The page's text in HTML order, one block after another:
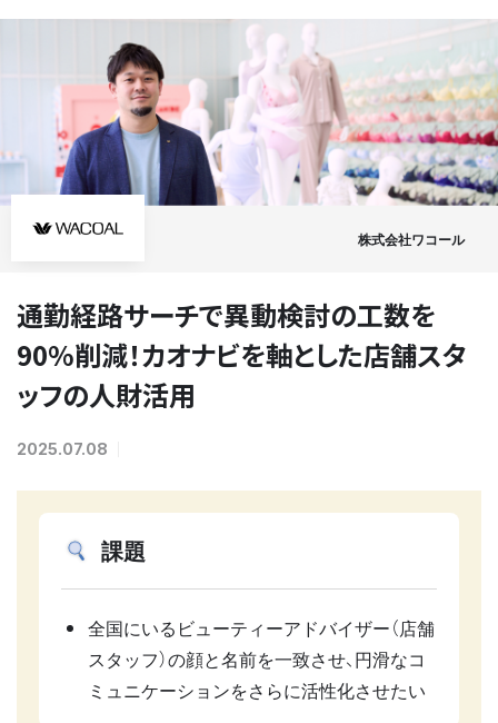
株式会社ワコール
通勤経路サーチで異動検討の工数を
90%削減！カオナビを軸とした店舗スタ
ッフの人財活用
2025.07.08
課題
全国にいるビューティーアドバイザー（店舗
スタッフ）の顔と名前を一致させ、円滑なコ
ミュニケーションをさらに活性化させたい